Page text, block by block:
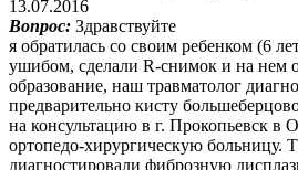
13.07.2016
Вопрос: Здравствуйте
я обратилась со своим ребенком (6
ушибом, сделали R-снимок и на нем
образование, наш травматолог
предварительно кисту
на консультацию в г. Прокопьевск в
ортопедо-хирургическую больницу.
диагностировали фиброзную